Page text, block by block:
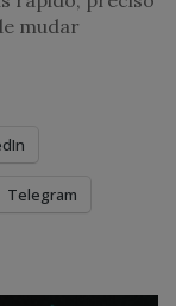
mudar
Telegram